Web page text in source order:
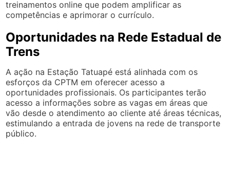
treinamentos online que podem amplificar as
competências e aprimorar o currículo.
Oportunidades na Rede Estadual de
Trens
A ação na Estação Tatuapé está alinhada com os
esforços da CPTM em oferecer acesso a
oportunidades profissionais. Os participantes terão
acesso a informações sobre as vagas em áreas que
vão desde o atendimento ao cliente até áreas técnicas,
estimulando a entrada de jovens na rede de transporte
público.